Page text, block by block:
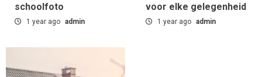
schoolfoto
1 year ago admin
voor elke gelegenheid
1 year ago admin